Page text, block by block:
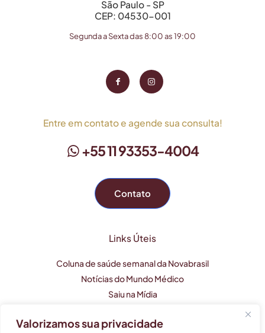
Valorizamos sua privacidade
São Paulo - SP
CEP: 04530-001
Segunda a Sexta das 8:00 as 19:00
Entre em contato e agende sua consulta!
+55 11 93353-4004
Contato
Links Úteis
Coluna de saúde semanal da Novabrasil
Notícias do Mundo Médico
Saiu na Mídia